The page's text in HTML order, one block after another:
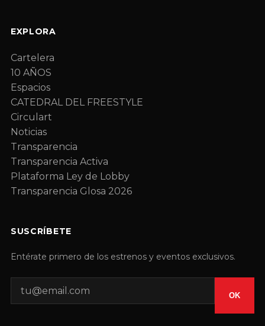
EXPLORA
Cartelera
10 AÑOS
Espacios
CATEDRAL DEL FREESTYLE
Circulart
Noticias
Transparencia
Transparencia Activa
Plataforma Ley de Lobby
Transparencia Glosa 2026
SUSCRÍBETE
Entérate primero de los estrenos y eventos exclusivos.
OK